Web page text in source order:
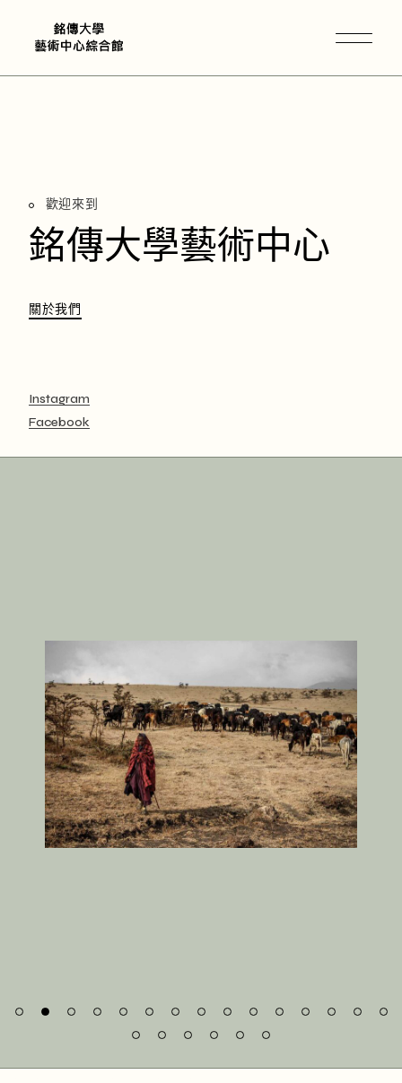
歡迎來到
銘傳大學藝術中心
關於我們
Instagram
Facebook